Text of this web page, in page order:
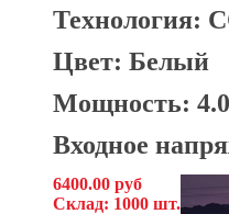
Технология:
Цвет: Белый
Мощность:
Входное
6400.00 руб
Склад: 1000 шт.